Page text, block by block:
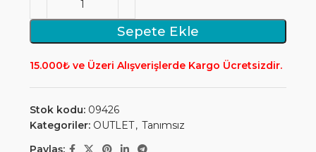
Sepete Ekle
15.000₺ ve Üzeri Alışverişlerde Kargo Ücretsizdir.
Stok kodu: 09426
Kategoriler: OUTLET, Tanımsız